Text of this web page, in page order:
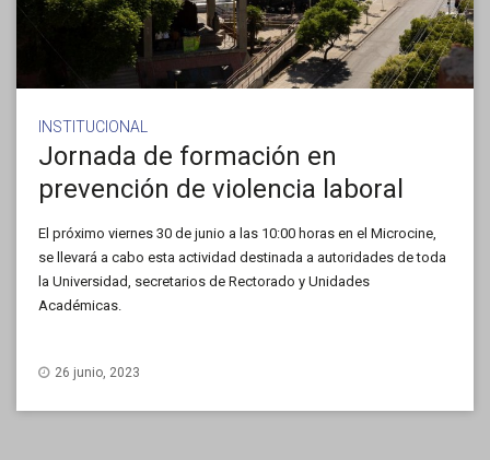
INSTITUCIONAL
Jornada de formación en
prevención de violencia laboral
El próximo viernes 30 de junio a las 10:00 horas en el Microcine,
se llevará a cabo esta actividad destinada a autoridades de toda
la Universidad, secretarios de Rectorado y Unidades
Académicas.
26 junio, 2023